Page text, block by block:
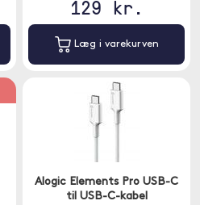
129 kr.
Læg i varekurven
Alogic Elements Pro USB-C
til USB-C-kabel